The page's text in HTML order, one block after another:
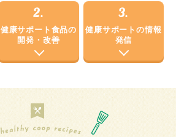
2.
健康サポート食品の
開発・改善
3.
健康サポートの情報
発信